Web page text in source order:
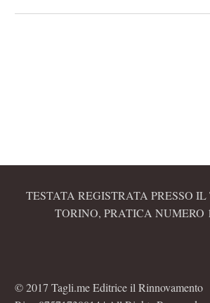
TESTATA REGISTRATA PRESSO
TORINO, PRATICA NUMERO
© 2017 Tagli.me Editrice il Rinnovamento